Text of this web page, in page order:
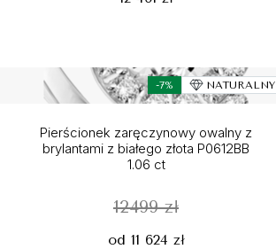
-7% NATURALNY
Pierścionek zaręczynowy owalny z
brylantami z białego złota P0612BB
1.06 ct
12499 zł
od 11 624 zł